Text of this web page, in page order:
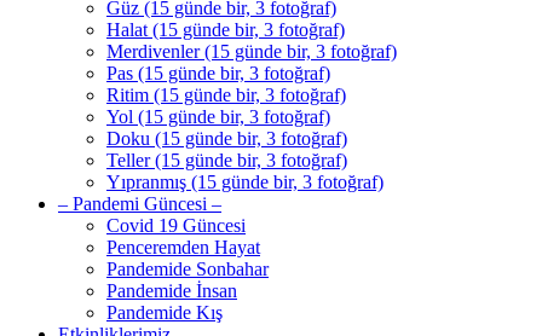
Güz (15 günde bir, 3 fotoğraf)
Halat (15 günde bir, 3 fotoğraf)
Merdivenler (15 günde bir, 3 fotoğraf)
Pas (15 günde bir, 3 fotoğraf)
Ritim (15 günde bir, 3 fotoğraf)
Yol (15 günde bir, 3 fotoğraf)
Doku (15 günde bir, 3 fotoğraf)
Teller (15 günde bir, 3 fotoğraf)
Yıpranmış (15 günde bir, 3 fotoğraf)
– Pandemi Güncesi –
Covid 19 Güncesi
Penceremden Hayat
Pandemide Sonbahar
Pandemide İnsan
Pandemide Kış